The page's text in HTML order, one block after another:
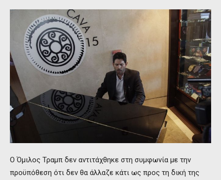
Ο Όμιλος Τραμπ δεν αντιτάχθηκε στη συμφωνία με την
προϋπόθεση ότι δεν θα άλλαζε κάτι ως προς τη δική της